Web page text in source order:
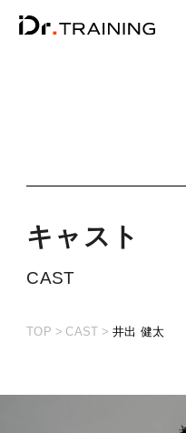
キ ャ ス ト
CAST
TOP CAST 井出 健太